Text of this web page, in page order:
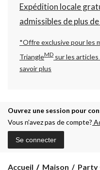
Expédition locale
admissibles de plus
*Offre exclusive pour les
TriangleMD sur les
savoir plus
Ouvrez une session pour
Vous n’avez pas de compte?
Se connecter
Accueil Maison Party